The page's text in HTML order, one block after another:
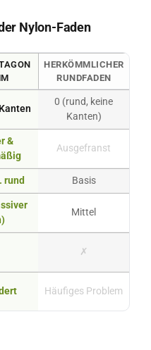
Nylon-Faden
HERKÖMMLICHER
RUNDFADEN
0 (rund, keine
Kanten)
&
Ausgefranst
rund Basis
Mittel
✗
Häufiges Problem